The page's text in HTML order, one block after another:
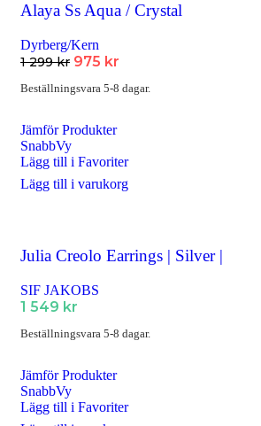
Alaya Ss Aqua / Crystal
Dyrberg/Kern
1 299kr 975 kr
Beställningsvara 5-8 dagar.
Jämför Produkter
SnabbVy
Lägg till i Favoriter
Lägg till i varukorg
Julia Creolo Earrings | Silver |
SIF JAKOBS
1 549 kr
Beställningsvara 5-8 dagar.
Jämför Produkter
SnabbVy
Lägg till i Favoriter